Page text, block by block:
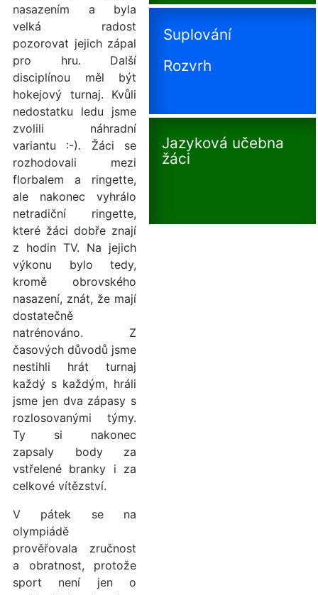
nasazením a byla
velká radost
pozorovat jejich zápal
pro hru. Další
disciplínou měl být
hokejový turnaj. Kvůli
nedostatku ledu jsme
zvolili náhradní
variantu :-). Žáci se
rozhodovali mezi
florbalem a ringette,
ale nakonec vyhrálo
netradiční ringette,
které žáci dobře znají
z hodin TV. Na jejich
výkonu bylo tedy,
kromě obrovského
nasazení, znát, že mají
dostatečně
natrénováno. Z
časových důvodů jsme
nestihli hrát turnaj
každý s každým, hráli
jsme jen dva zápasy s
rozlosovanými týmy.
Ty si nakonec
zapsaly body za
vstřelené branky i za
celkové vítězství.
V pátek se na
olympiádě
prověřovala zručnost
a obratnost, protože
sport není jen o
Suplování
Rozvrh
Jazyková učebna
žáci